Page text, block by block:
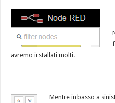
avremo installati molti.
Mentre in basso a